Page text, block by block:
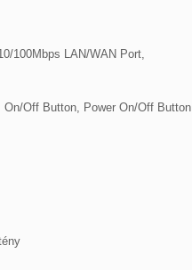
100Mbps LAN/WAN Port,
Off Button, Power On/Off Button